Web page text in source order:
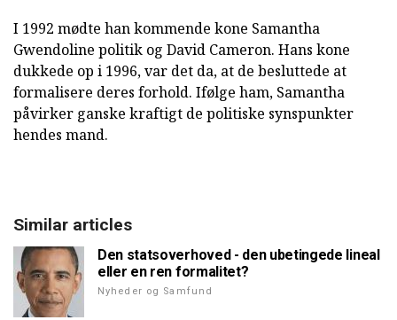
I 1992 mødte han kommende kone Samantha
Gwendoline politik og David Cameron. Hans kone
dukkede op i 1996, var det da, at de besluttede at
formalisere deres forhold. Ifølge ham, Samantha
påvirker ganske kraftigt de politiske synspunkter
hendes mand.
Similar articles
Den statsoverhoved - den ubetingede lineal
eller en ren formalitet?
Nyheder og Samfund